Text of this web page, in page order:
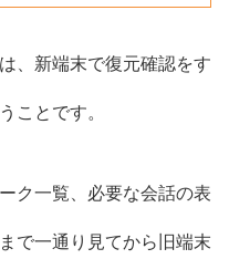
、新端末で復元確認をす
ことです。
ク一覧、必要な会話の表
で一通り見てから旧端末